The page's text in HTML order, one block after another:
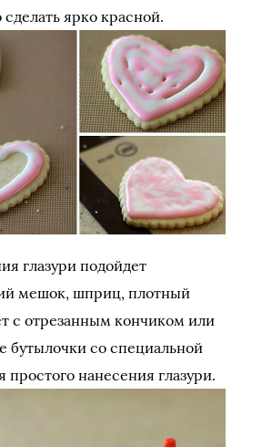
ярко красной.
глазури подойдет
мешок, шприц, плотный
с отрезанным кончиком или
бутылочки со специальной
простого нанесения глазури.